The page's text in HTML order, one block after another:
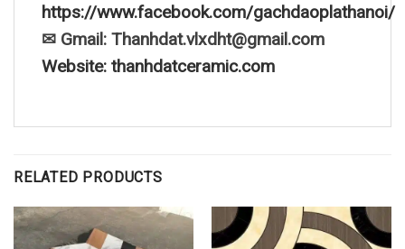
https://www.facebook.com/gachdaoplathanoi/
✉ Gmail: Thanhdat.vlxdht@gmail.com
Website: thanhdatceramic.com
RELATED PRODUCTS